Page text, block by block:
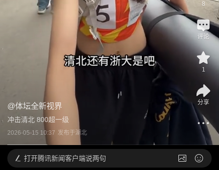
@体坛全新视界
冲击清北 800超一级
2026-05-15 10:37 发布于湖北
8
评论
1
分享
打开腾讯新闻客户端说两句